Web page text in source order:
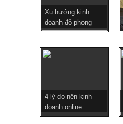
Xu hướng kinh
doanh đồ phong
thủy o...
4 lý do nên kinh
doanh online